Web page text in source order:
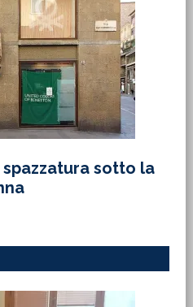
sotto la